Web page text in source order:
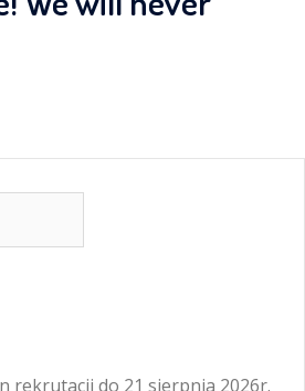
rekrutacji do 21 sierpnia 2026r.